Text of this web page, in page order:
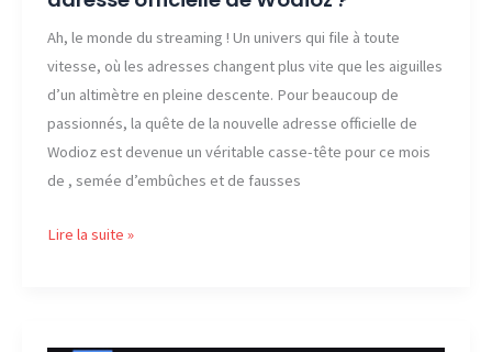
Ah, le monde du streaming ! Un univers qui file à toute
vitesse, où les adresses changent plus vite que les aiguilles
d’un altimètre en pleine descente. Pour beaucoup de
passionnés, la quête de la nouvelle adresse officielle de
Wodioz est devenue un véritable casse-tête pour ce mois
de , semée d’embûches et de fausses
Août
est
Lire la suite »